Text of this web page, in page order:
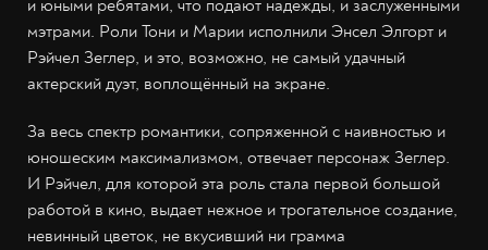
и юными ребятами, что подают надежды, и заслуженными
мэтрами. Роли Тони и Марии исполнили Энсел Элгорт и
Рэйчел Зеглер, и это, возможно, не самый удачный
актерский дуэт, воплощённый на экране.
За весь спектр романтики, сопряженной с наивностью и
юношеским максимализмом, отвечает персонаж Зеглер.
И Рэйчел, для которой эта роль стала первой большой
работой в кино, выдает нежное и трогательное создание,
невинный цветок, не вкусивший ни грамма